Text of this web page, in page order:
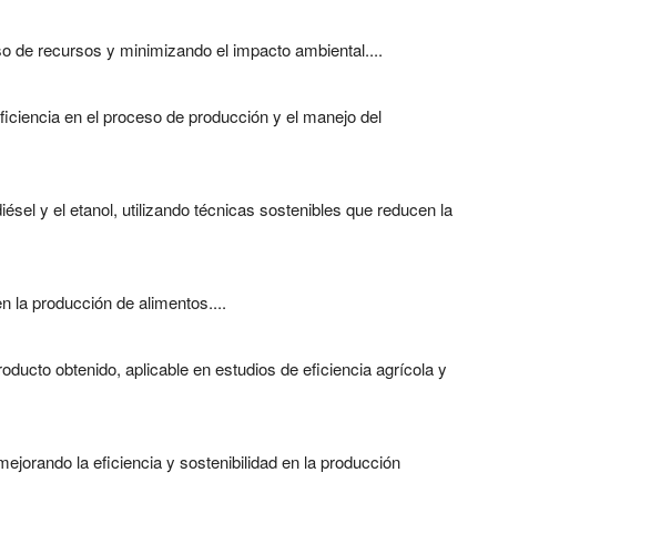
de recursos y minimizando el impacto ambiental....
en el proceso de producción y el manejo del
y el etanol, utilizando técnicas sostenibles que reducen la
la producción de alimentos....
obtenido, aplicable en estudios de eficiencia agrícola y
la eficiencia y sostenibilidad en la producción